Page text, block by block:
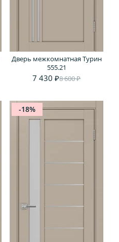
Дверь межкомнатная Турин
555.21
7 430 ₽8 600 ₽
-18%